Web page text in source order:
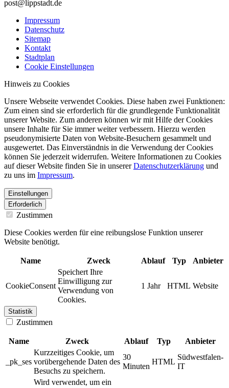
post@lippstadt.de
Impressum
Datenschutz
Sitemap
Kontakt
Stadtplan
Cookie Einstellungen
Hinweis zu Cookies
Unsere Webseite verwendet Cookies. Diese haben zwei Funktionen:
Zum einen sind sie erforderlich für die grundlegende Funktionalität
unserer Website. Zum anderen können wir mit Hilfe der Cookies
unsere Inhalte für Sie immer weiter verbessern. Hierzu werden
pseudonymisierte Daten von Website-Besuchern gesammelt und
ausgewertet. Das Einverständnis in die Verwendung der Cookies
können Sie jederzeit widerrufen. Weitere Informationen zu Cookies
auf dieser Website finden Sie in unsererDatenschutzerklärung und
zu uns im Impressum.
Einstellungen
Erforderlich
Zustimmen
Diese Cookies werden für eine reibungslose Funktion unserer
Website benötigt.
Name Zweck Ablauf Typ Anbieter
CookieConsent
Speichert Ihre
Einwilligung zur
Verwendung von
Cookies.
1 Jahr HTML Website
Statistik
Zustimmen
Name Zweck Ablauf Typ Anbieter
_pk_ses
Kurzzeitiges Cookie, um
vorübergehende Daten des
Besuchs zu speichern.
30
Minuten
HTML
Südwestfalen-
IT
Wird verwendet, um ein